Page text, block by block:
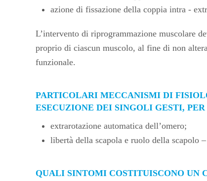
azione di fissazione della coppia intra -
L’intervento di riprogrammazione muscolare
proprio di ciascun muscolo, al fine di non
funzionale.
PARTICOLARI MECCANISMI DI
ESECUZIONE DEI SINGOLI GESTI,
extrarotazione automatica dell’omero;
libertà della scapola e ruolo della scapolo
QUALI SINTOMI COSTITUISCONO UN